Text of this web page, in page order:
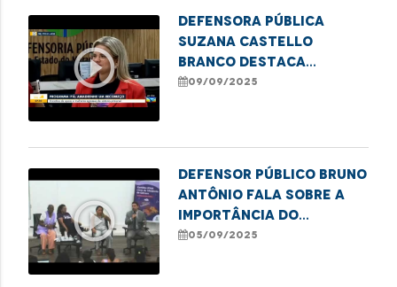
justiça ao Coroadinho
play_circle_outline
Defensora pública
Suzana Castello
Branco destaca
programa de justiça
vulneráveis e reduzir
reincidência no sistema
09/09/2025
play_circle_outline
Defensor público Bruno
Antônio fala sobre a
importância do
posicionamento
05/09/2025